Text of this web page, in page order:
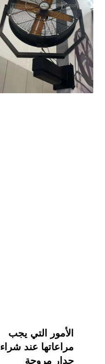
الأمور التي يجب
مراعاتها عند شراء
جدار مروحة